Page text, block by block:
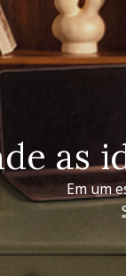
as
Em um